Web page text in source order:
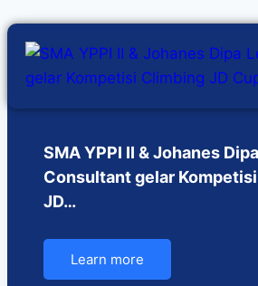
SMA YPPI II & Johanes
Consultant gelar
JD…
Learn more